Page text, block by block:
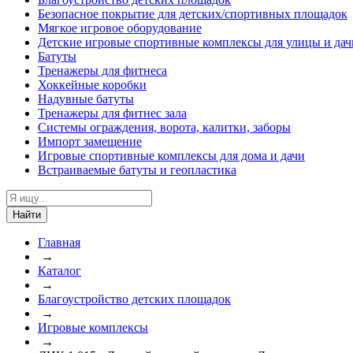
Безопасное покрытие для детских/спортивных площадок
Мягкое игровое оборудование
Детские игровые спортивные комплексы для улицы и
Батуты
Тренажеры для фитнеса
Хоккейные коробки
Надувные батуты
Тренажеры для фитнес зала
Системы ограждения, ворота, калитки, заборы
Импорт замещение
Игровые спортивные комплексы для дома и дачи
Встраиваемые батуты и геопластика
Найти
Главная
→
Каталог
→
Благоустройство детских площадок
→
Игровые комплексы
→